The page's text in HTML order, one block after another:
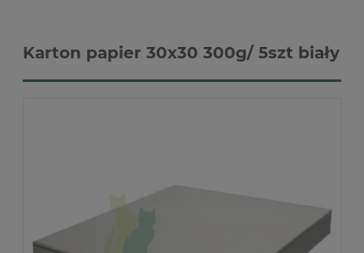
Karton papier 30x30 300g/ 5szt biały